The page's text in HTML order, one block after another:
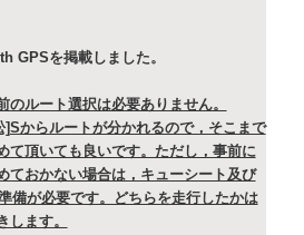
GPSを掲載しました。
のルート選択は必要ありません。
からルートが分かれるので，そこまで
て頂いても良いです。ただし，事前に
ておかない場合は，キューシート及び
備が必要です。どちらを走行したかは
します。